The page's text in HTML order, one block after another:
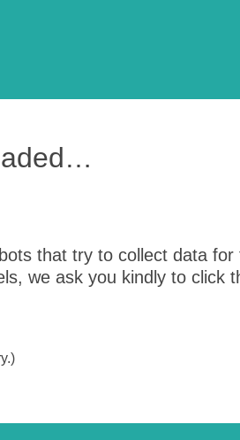
that try to collect data for
we ask you kindly to click